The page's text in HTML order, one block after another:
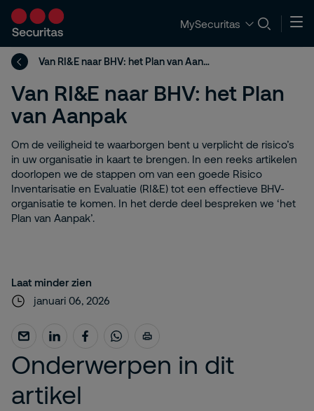
MySecuritas
Van RI&E naar BHV: het Plan van Aanpak
Van RI&E naar BHV: het Plan
van Aanpak
Om de veiligheid te waarborgen bent u verplicht de risico’s
in uw organisatie in kaart te brengen. In een reeks artikelen
doorlopen we de stappen om van een goede Risico
Inventarisatie en Evaluatie (RI&E) tot een effectieve BHV-
organisatie te komen. In het derde deel bespreken we ‘het
Plan van Aanpak’.
Laat minder zien
januari 06, 2026
Onderwerpen in dit
artikel